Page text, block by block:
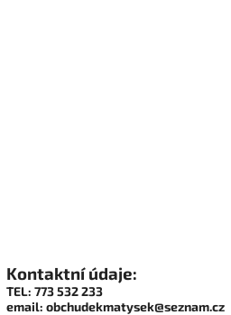
Kontaktní údaje:
TEL: 773 532 233
email: obchudekmatysek@seznam.cz